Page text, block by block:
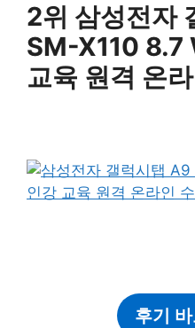
2위 삼성전자
SM-X110 8.7
교육 원격 온
후기